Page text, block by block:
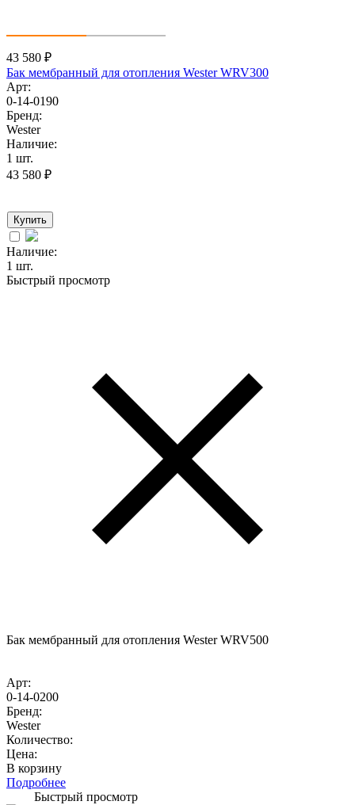
43 580 ₽
Бак мембранный для отопления Wester WRV300
Арт:
0-14-0190
Бренд:
Wester
Наличие:
1 шт.
43 580 ₽
Купить
Наличие:
1 шт.
Быстрый просмотр
Бак мембранный для отопления Wester WRV500
Арт:
0-14-0200
Бренд:
Wester
Количество:
Цена:
В корзину
Подробнее
Быстрый просмотр